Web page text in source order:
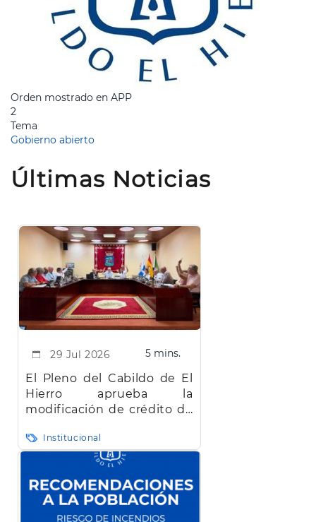
Orden mostrado en APP
2
Tema
Gobierno abierto
Últimas Noticias
29 Jul 2026 5 mins.
El Pleno del Cabildo de El
Hierro aprueba la
modificación de crédito de
euros bloqueada desde
abril
Institucional